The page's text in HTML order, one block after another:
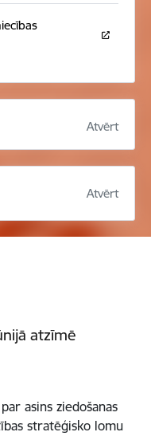
Atvērt
Atvērt
atzīmē
asins ziedošanas
stratēģisko lomu